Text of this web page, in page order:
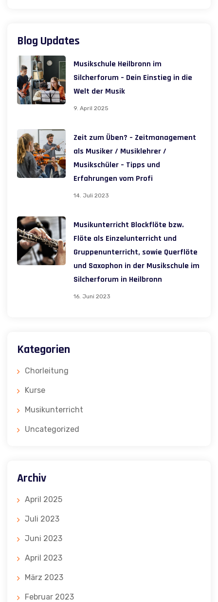
Blog Updates
Musikschule Heilbronn im
Silcherforum – Dein Einstieg in die
Welt der Musik
9. April 2025
Zeit zum Üben? – Zeitmanagement
als Musiker / Musiklehrer /
Musikschüler – Tipps und
Erfahrungen vom Profi
14. Juli 2023
Musikunterricht Blockflöte bzw.
Flöte als Einzelunterricht und
Gruppenunterricht, sowie Querflöte
und Saxophon in der Musikschule im
Silcherforum in Heilbronn
16. Juni 2023
Kategorien
Chorleitung
Kurse
Musikunterricht
Uncategorized
Archiv
April 2025
Juli 2023
Juni 2023
April 2023
März 2023
Februar 2023